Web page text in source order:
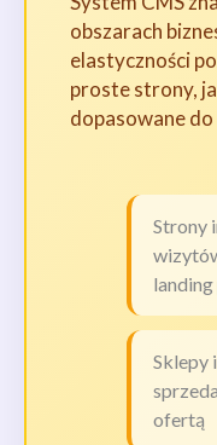
obszarach
elastyczności
proste strony,
dopasowane
Strony
landing
Sklepy
ofertą